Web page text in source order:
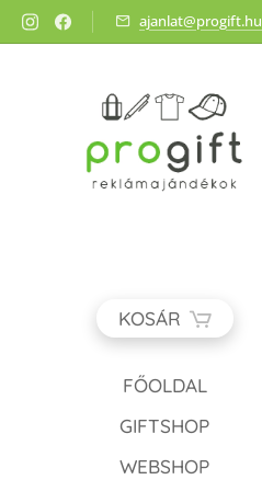
ajanlat@progift.hu
KOSÁR
FŐOLDAL
GIFTSHOP
WEBSHOP